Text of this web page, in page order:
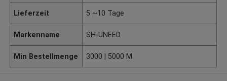
Lieferzeit 5 ~10 Tage
Markenname SH-UNEED
Min Bestellmenge 3000 | 5000 M